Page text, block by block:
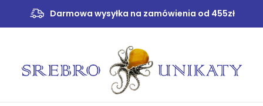
Darmowa wysyłka na zamówienia od 455zł